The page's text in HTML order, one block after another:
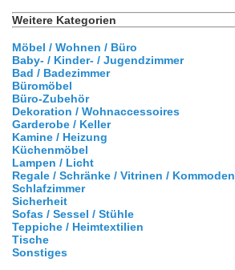
Weitere Kategorien
Möbel / Wohnen / Büro
Baby- / Kinder- / Jugendzimmer
Bad / Badezimmer
Büromöbel
Büro-Zubehör
Dekoration / Wohnaccessoires
Garderobe / Keller
Kamine / Heizung
Küchenmöbel
Lampen / Licht
Regale / Schränke / Vitrinen / Kommoden
Schlafzimmer
Sicherheit
Sofas / Sessel / Stühle
Teppiche / Heimtextilien
Tische
Sonstiges